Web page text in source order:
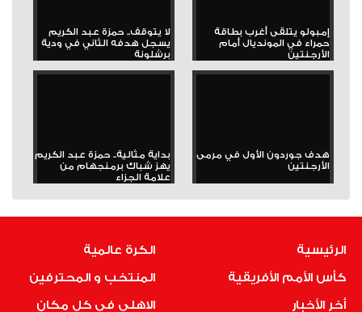
إمبولو يتلقى أغرب بطاقة
حمراء في المونديال أمام
الأرجنتين
لا يتوقف.. حمزة عبد الكريم
يسجل هدفه الثاني في ودية
برشلونة
هدف جوردون الأول في مرمى
الأرجنتين
بداية مثالية.. حمزة عبد الكريم
يهز شباك برمنجهام من
علامة الجزاء
الرئيسية
كأس الأمم الأفريقية
أخر الأخبار
الكرة عالمية
المنتخب و المحترفين
الاهلى فى كل مكان